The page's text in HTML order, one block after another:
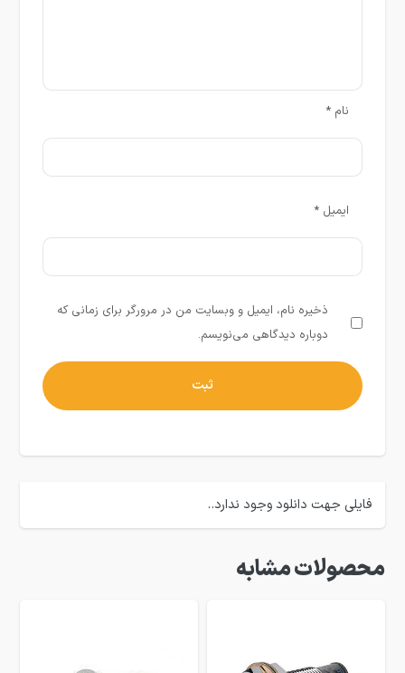
نام*
ایمیل*
ذخیره نام، ایمیل و وبسایت من در مرورگر برای زمانی که
دوباره دیدگاهی می‌نویسم.
فایلی جهت دانلود وجود ندارد..
محصولات مشابه